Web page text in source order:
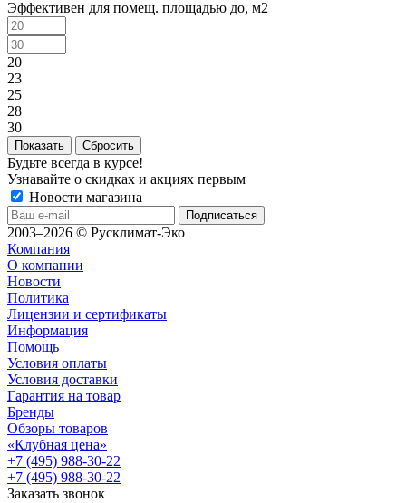
Эффективен для помещ. площадью до, м2
20
23
25
28
30
Сбросить
Будьте всегда в курсе!
Узнавайте о скидках и акциях первым
Новости магазина
2003–2026 © Русклимат-Эко
Компания
О компании
Новости
Политика
Лицензии и сертификаты
Информация
Помощь
Условия оплаты
Условия доставки
Гарантия на товар
Бренды
Обзоры товаров
«Клубная цена»
+7 (495) 988-30-22
+7 (495) 988-30-22
Заказать звонок